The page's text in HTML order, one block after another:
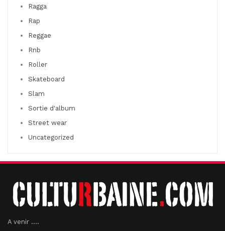
Ragga
Rap
Reggae
Rnb
Roller
Skateboard
Slam
Sortie d'album
Street wear
Uncategorized
A venir ....